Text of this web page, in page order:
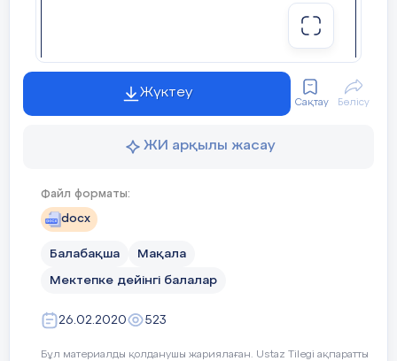
Жүктеу
Сақтау Бөлісу
ЖИ арқылы жасау
Файл форматы:
docx
Балабақша Мақала
Мектепке дейінгі балалар
26.02.2020 523
Бұл материалды қолданушы жариялаған. Ustaz Tilegi ақпаратты